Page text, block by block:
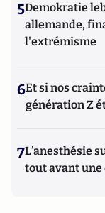
5Demokratie
allemande,
l'extrémisme
6Et si nos
génération Z
7L’anesthésie
tout avant